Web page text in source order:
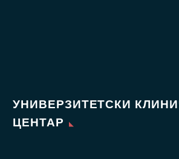
УНИВЕРЗИТЕТСКИ
ЦЕНТАР